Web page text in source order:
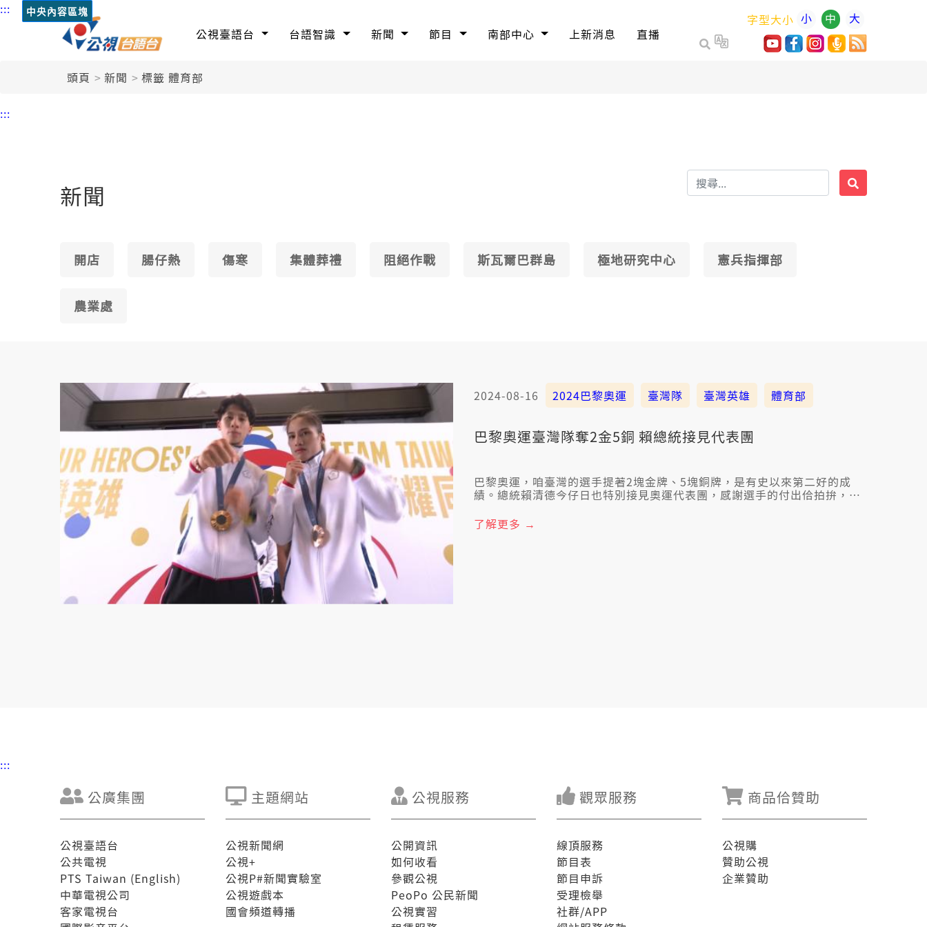
::: 中央內容區塊
公視臺語台 台語智識 新聞 節目 南部中心 上新消息 直播
字型大小 小 中 大
頭頁 新聞 標籤 體育部
:::
新聞
開店 腸仔熱 傷寒 集體葬禮 阻絕作戰 斯瓦爾巴群島 極地研究中心 憲兵指揮部
農業處
2024-08-16 2024巴黎奧運 臺灣隊 臺灣英雄 體育部
巴黎奧運臺灣隊奪2金5銅 賴總統接見代表團
巴黎奧運，咱臺灣的選手提著2塊金牌、5塊銅牌，是有史以來第二好的成
績。總統賴清德今仔日也特別接見奧運代表團，感謝選手的付出佮拍拚，無
泰也講著目前當咧籌備體育部，籌備小組已經啟動。
了解更多 →
:::
公廣集團
公視臺語台
公共電視
PTS Taiwan (English)
中華電視公司
客家電視台
主題網站
公視新聞網
公視+
公視P#新聞實驗室
公視遊戲本
國會頻道轉播
公視服務
公開資訊
如何收看
參觀公視
PeoPo 公民新聞
公視實習
觀眾服務
線頂服務
節目表
節目申訴
受理檢舉
社群/APP
商品佮贊助
公視購
贊助公視
企業贊助